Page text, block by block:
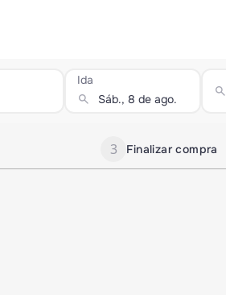
Ida
search search
3 Finalizar compra